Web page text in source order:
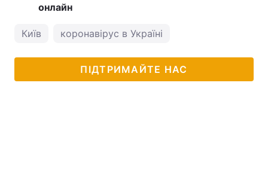
онлайн
Київ коронавірус в Україні
ПІДТРИМАЙТЕ НАС